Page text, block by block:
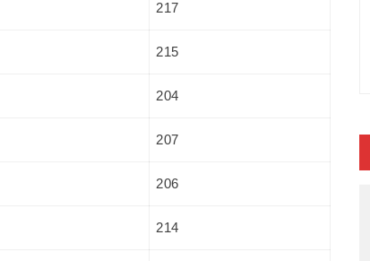
217
215
204
207
206
214